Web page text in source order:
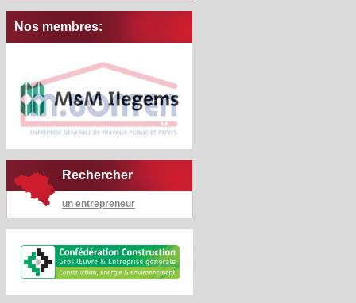
Nos membres:
Rechercher
un entrepreneur